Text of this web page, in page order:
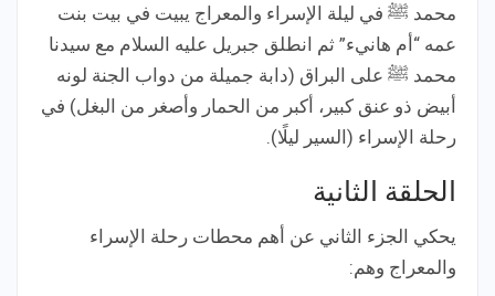
محمد ﷺ في ليلة الإسراء والمعراج يبيت في بيت بنت
عمه “أم هانيء” ثم انطلق جبريل عليه السلام مع سيدنا
محمد ﷺ على البراق (دابة جميلة من دواب الجنة لونه
أبيض ذو عنق كبير، أكبر من الحمار وأصغر من البغل) في
رحلة الإسراء (السير ليلًا).
الحلقة الثانية
يحكي الجزء الثاني عن أهم محطات رحلة الإسراء
والمعراج وهم: